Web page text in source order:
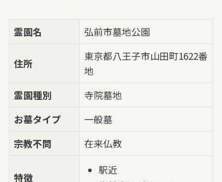
霊園名 弘前市墓地公園
住所
東京都八王子市山田町1622番
地
霊園種別
寺院墓地
お墓タイプ
一般墓
宗教不問
在来仏教
特徴
駅近